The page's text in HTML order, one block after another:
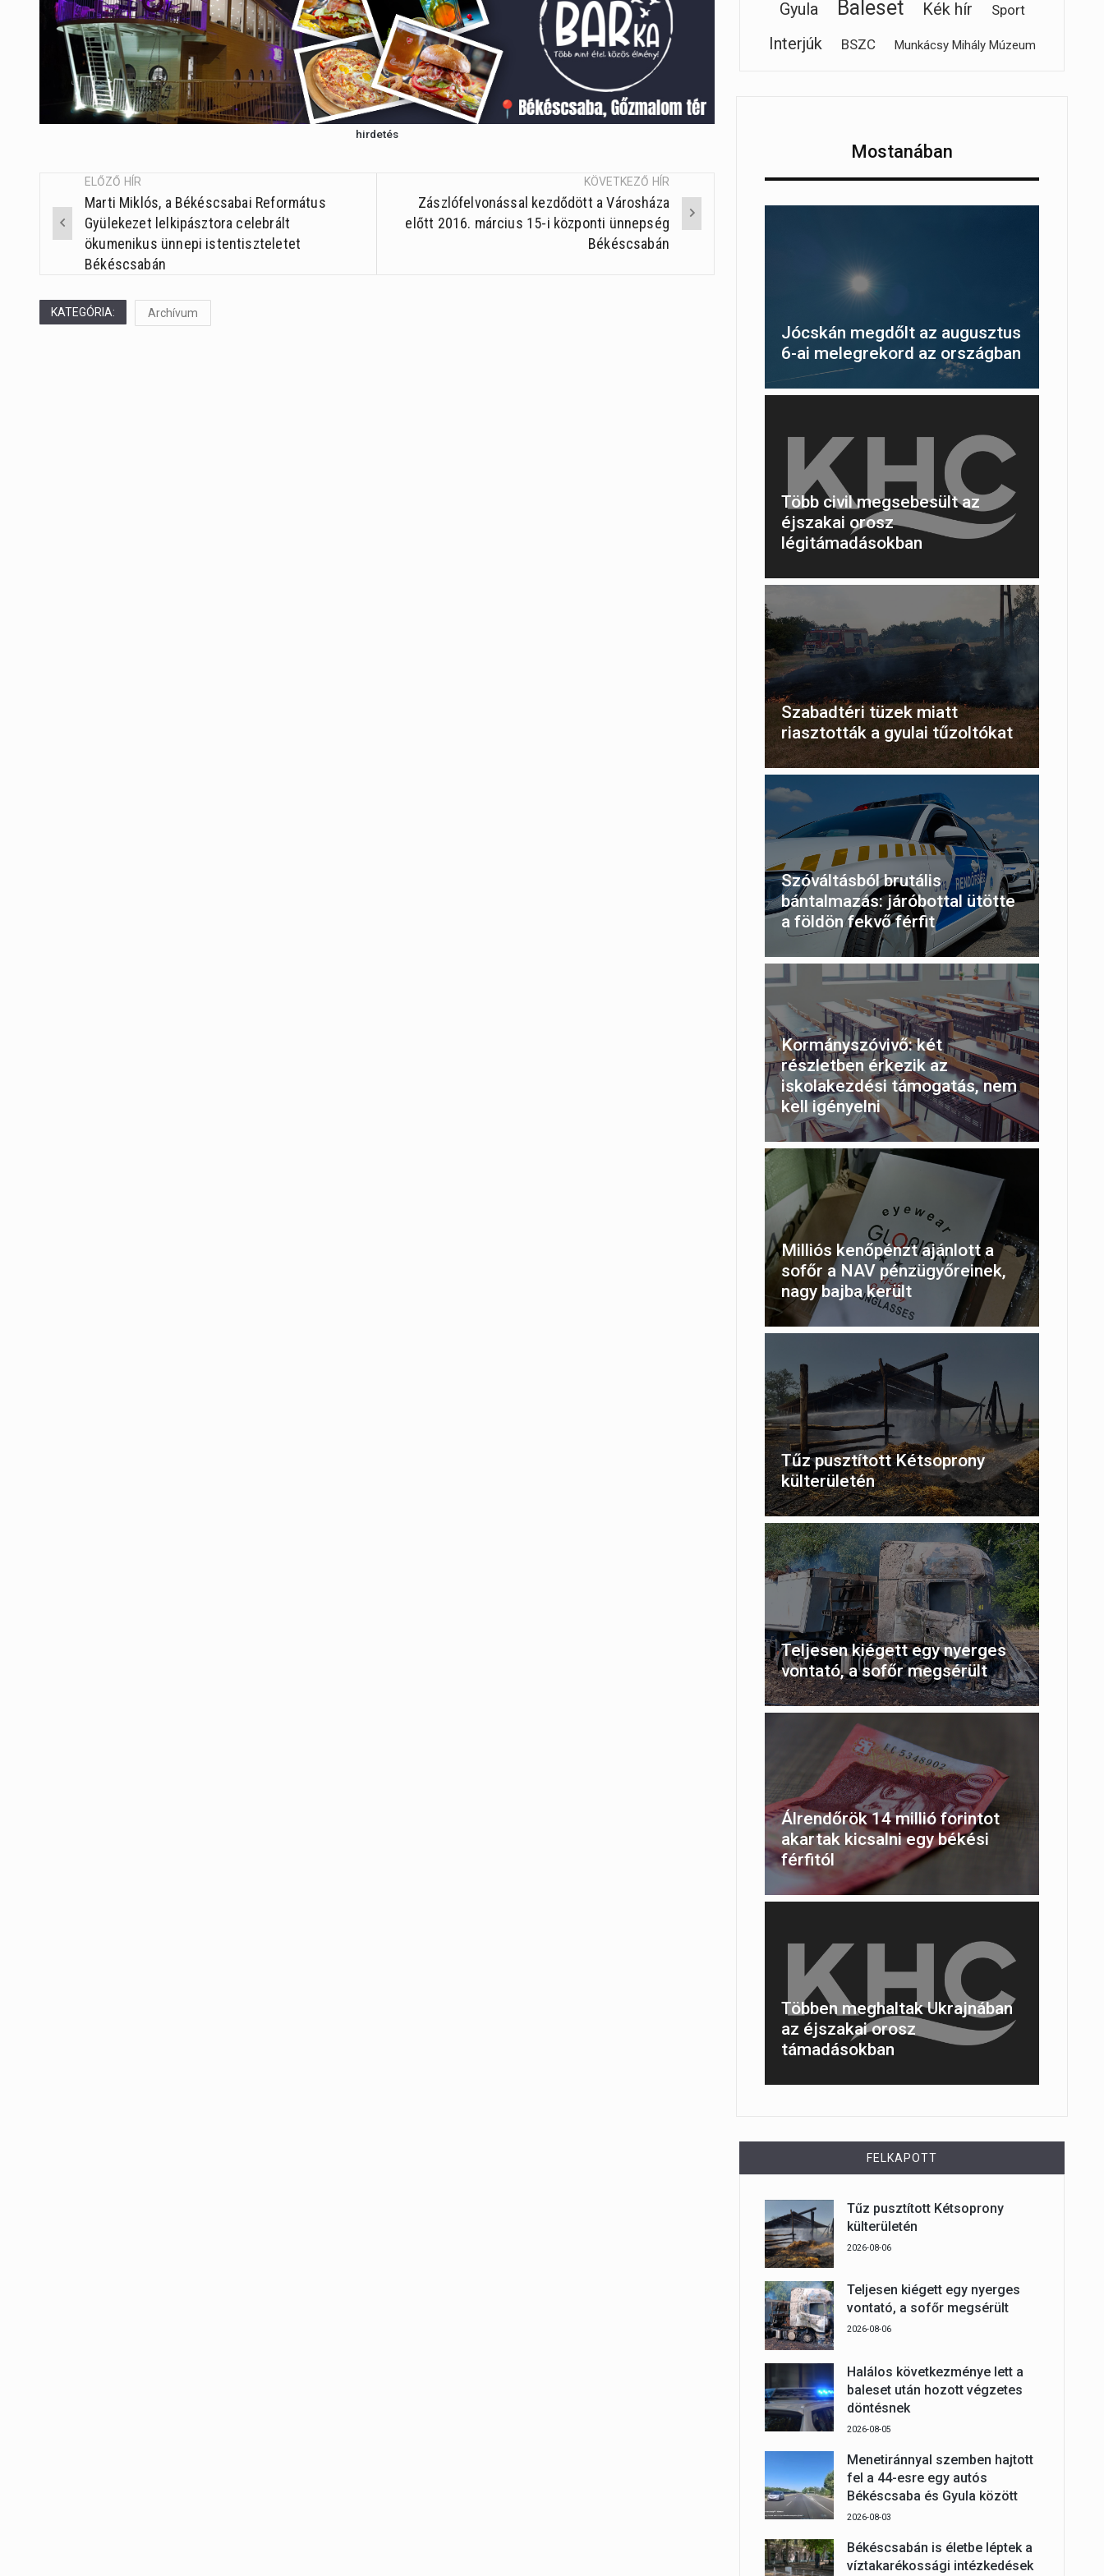
Fel/Le
billentyűket
használni.
hirdetés
Post
navigation
ELŐZŐ HÍR
Marti Miklós, a Békéscsabai Református
Gyülekezet lelkipásztora celebrált
ökumenikus ünnepi istentiszteletet
Békéscsabán
KÖVETKEZŐ HÍR
Zászlófelvonással kezdődött a Városháza
előtt 2016. március 15-i központi ünnepség
Békéscsabán
KATEGÓRIA: Archívum
Gyula
Baleset Kék hír Sport
Interjúk BSZC Munkácsy Mihály Múzeum
Mostanában
Jócskán megdőlt az augusztus
6-ai melegrekord az országban
Több civil megsebesült az
éjszakai orosz
légitámadásokban
Szabadtéri tüzek miatt
riasztották a gyulai tűzoltókat
Szóváltásból brutális
bántalmazás: járóbottal ütötte
a földön fekvő férfit
Kormányszóvivő: két
részletben érkezik az
iskolakezdési támogatás, nem
kell igényelni
Milliós kenőpénzt ajánlott a
sofőr a NAV pénzügyőreinek,
nagy bajba került
Tűz pusztított Kétsoprony
külterületén
Teljesen kiégett egy nyerges
vontató, a sofőr megsérült
Álrendőrök 14 millió forintot
akartak kicsalni egy békési
férfitól
Többen meghaltak Ukrajnában
az éjszakai orosz
támadásokban
FELKAPOTT
Tűz pusztított Kétsoprony
külterületén
2026-08-06
Teljesen kiégett egy nyerges
vontató, a sofőr megsérült
2026-08-06
Halálos következménye lett a
baleset után hozott végzetes
döntésnek
2026-08-05
Menetiránnyal szemben hajtott
fel a 44-esre egy autós
Békéscsaba és Gyula között
2026-08-03
Békéscsabán is életbe léptek a
víztakarékossági intézkedések